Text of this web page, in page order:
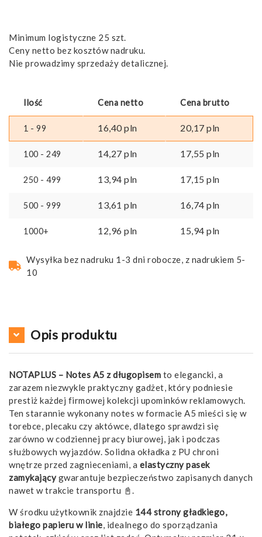
Minimum logistyczne 25 szt.
Ceny netto bez kosztów nadruku.
Nie prowadzimy sprzedaży detalicznej.
Ilość Cena netto Cena brutto
1 - 99 16,40pln 20,17 pln
100 - 249 14,27 pln 17,55 pln
250 - 499 13,94 pln 17,15 pln
500 - 999 13,61 pln 16,74 pln
1000+ 12,96 pln 15,94 pln
Wysyłka bez nadruku 1-3 dni robocze, z nadrukiem 5-
10
Opis produktu
NOTAPLUS – Notes A5 z długopisem to elegancki, a
zarazem niezwykle praktyczny gadżet, który podniesie
prestiż każdej firmowej kolekcji upominków reklamowych.
Ten starannie wykonany notes w formacie A5 mieści się w
torebce, plecaku czy aktówce, dlatego sprawdzi się
zarówno w codziennej pracy biurowej, jak i podczas
służbowych wyjazdów. Solidna okładka z PU chroni
wnętrze przed zagnieceniami, a elastyczny pasek
zamykającygwarantuje bezpieczeństwo zapisanych danych
nawet w trakcie transportu 📓.
W środku użytkownik znajdzie 144 strony gładkiego,
białego papieru w linie, idealnego do sporządzania